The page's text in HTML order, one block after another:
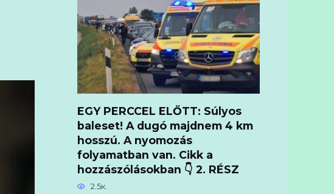
EGY PERCCEL ELŐTT: Súlyos
baleset! A dugó majdnem 4 km
hosszú. A nyomozás
folyamatban van. Cikk a
hozzászólásokban 👇 2. RÉSZ
2.5к.